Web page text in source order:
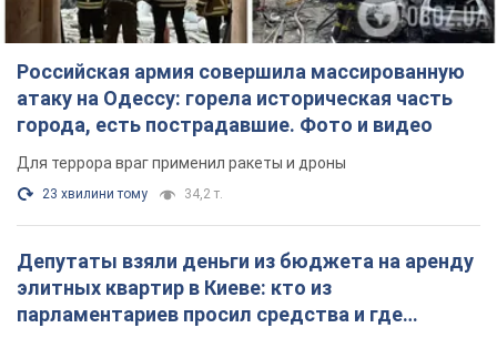
Депутаты взяли деньги из бюджета на аренду
элитных квартир в Киеве: кто из
парламентариев просил средства и где
поселился
Как работает особая социальная гарантия и кто ею
Российская армия обстреляла два соседних
многоэтажных дома в Харькове: двое
погибших, более 20 пострадавших